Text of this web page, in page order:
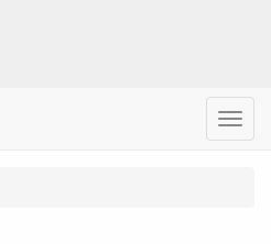
Menu